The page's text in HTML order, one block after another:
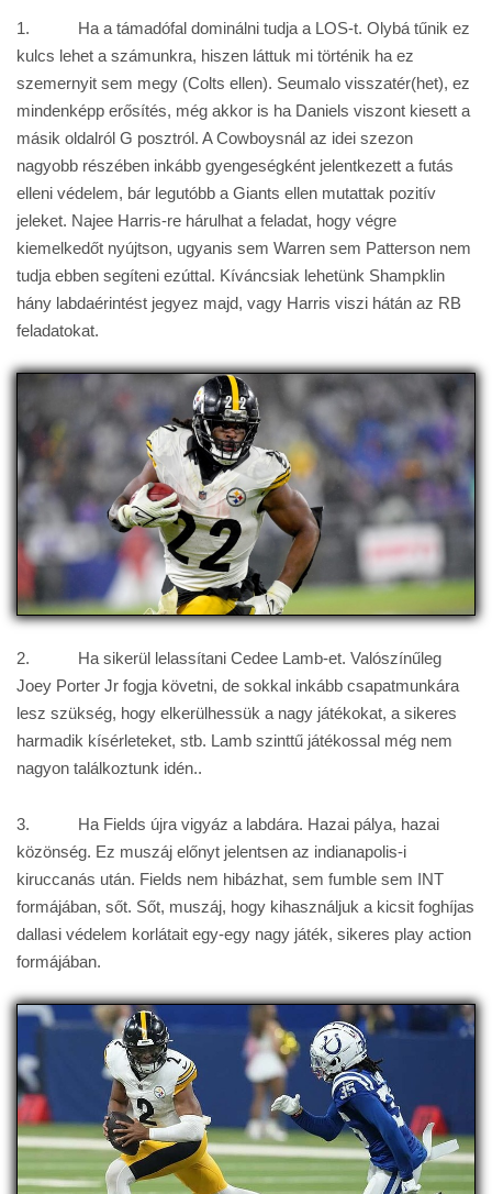
1. Ha a támadófal dominálni tudja a LOS-t. Olybá tűnik ez
kulcs lehet a számunkra, hiszen láttuk mi történik ha ez
szemernyit sem megy (Colts ellen). Seumalo visszatér(het), ez
mindenképp erősítés, még akkor is ha Daniels viszont kiesett a
másik oldalról G posztról. A Cowboysnál az idei szezon
nagyobb részében inkább gyengeségként jelentkezett a futás
elleni védelem, bár legutóbb a Giants ellen mutattak pozitív
jeleket. Najee Harris-re hárulhat a feladat, hogy végre
kiemelkedőt nyújtson, ugyanis sem Warren sem Patterson nem
tudja ebben segíteni ezúttal. Kíváncsiak lehetünk Shampklin
hány labdaérintést jegyez majd, vagy Harris viszi hátán az RB
feladatokat.
2. Ha sikerül lelassítani Cedee Lamb-et. Valószínűleg
Joey Porter Jr fogja követni, de sokkal inkább csapatmunkára
lesz szükség, hogy elkerülhessük a nagy játékokat, a sikeres
harmadik kísérleteket, stb. Lamb szinttű játékossal még nem
nagyon találkoztunk idén..
3. Ha Fields újra vigyáz a labdára. Hazai pálya, hazai
közönség. Ez muszáj előnyt jelentsen az indianapolis-i
kiruccanás után. Fields nem hibázhat, sem fumble sem INT
formájában, sőt. Sőt, muszáj, hogy kihasználjuk a kicsit foghíjas
dallasi védelem korlátait egy-egy nagy játék, sikeres play action
formájában.